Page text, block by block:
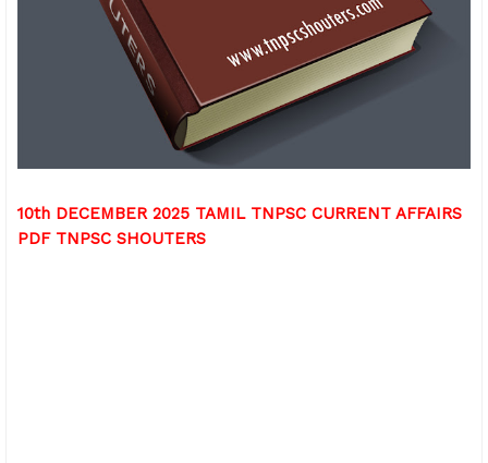
10th DECEMBER 2025 TAMIL TNPSC CURRENT AFFAIRS
PDF TNPSC SHOUTERS